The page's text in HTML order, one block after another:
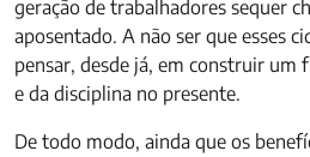
geração de trabalhadores sequer
aposentado. A não ser que esses
pensar, desde já, em construir
e da disciplina no presente.
De todo modo, ainda que os